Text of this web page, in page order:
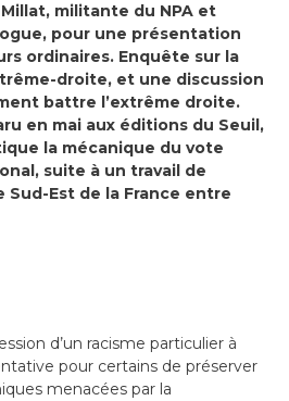
militante du NPA et
pour une présentation
ordinaires. Enquête sur la
droite, et une discussion
battre l’extrême droite.
en mai aux éditions du Seuil,
la mécanique du vote
suite à un travail de
Sud-Est de la France entre
d’un racisme particulier à
pour certains de préserver
menacées par la